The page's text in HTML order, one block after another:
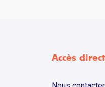
Accès direct